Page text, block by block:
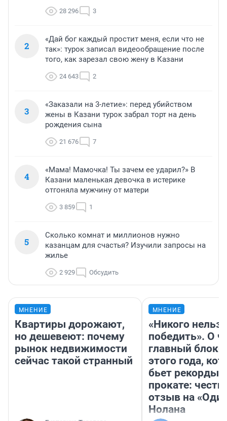
28 296 3
2
«Дай бог каждый простит меня, если что не
так»: турок записал видеообращение после
того, как зарезал свою жену в Казани
24 643 2
3
«Заказали на 3-летие»: перед убийством
жены в Казани турок забрал торт на день
рождения сына
21 676 7
4
«Мама! Мамочка! Ты зачем ее ударил?» В
Казани маленькая девочка в истерике
отгоняла мужчину от матери
3 859 1
5
Сколько комнат и миллионов нужно
казанцам для счастья? Изучили запросы на
жилье
2 929 Обсудить
МНЕНИЕ
Квартиры дорожают,
но дешевеют: почему
рынок недвижимости
сейчас такой странный
МНЕНИЕ
«Никого нельзя
победить». О
главный
этого года,
бьет рекорды в
прокате:
отзыв на
Нолана